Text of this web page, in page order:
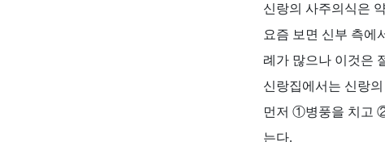
신랑의 사주의식은
요즘 보면 신부 측에
례가 많으나 이것은
신랑집에서는 신랑
먼저 ①병풍을 치고
는다.